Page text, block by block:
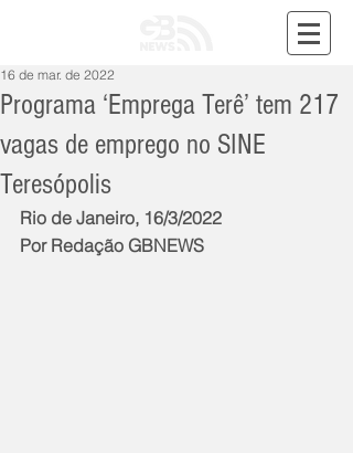
Programa ‘Emprega Terê’ tem 217
vagas de emprego no SINE
Teresópolis
16 de mar. de 2022
Rio de Janeiro, 16/3/2022
Por Redação GBNEWS